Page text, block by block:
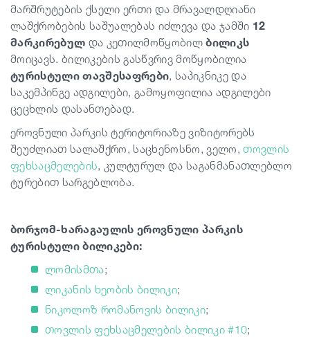
მარშრუტების ქსელი ერთი და მრავალდღიანი
ლაშქრობების საშუალებას იძლევა და ჯამში 12
მარკირებულ და კეთილმოწყობილბილიკს
მოიცავს. ბილიკების გასწვრივ მოწყობილია
ტურისტული თავშესაფრები, საპიკნიკე და
საკემპინგე ადგილები, გამოყოფილია ადგილები
ცეცხლის დასანთებად.
ეროვნული პარკის ტერიტორიაზე ვიზიტორებს
შეუძლიათ სალაშქრო, საცხენოსნო, ველო,თოვლის
ფეხსაცმელების, კულტურულ და საგანმანათლებლო
ტურებით სარგებლობა.
ბორჯომ-ხარაგაულის ეროვნული პარკის
ტურისტული ბილიკები:
ლომისმთა;
ლიკანის ხეობის ბილიკი;
ნიკოლოზ რომანოვის ბილიკი;
თოვლის ფეხსაცმელების ბილიკი #10;